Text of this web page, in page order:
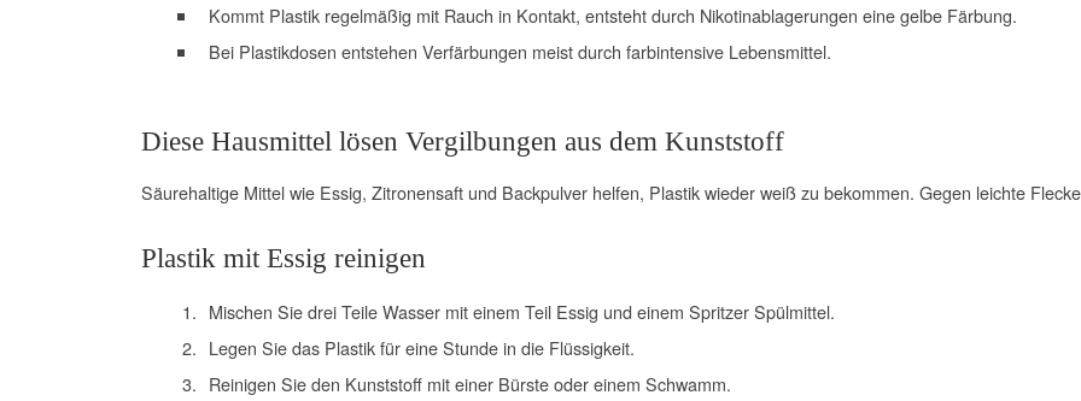
Kommt Plastik regelmäßig mit Rauch in Kontakt, entsteht durch Nikotinablagerungen eine gelbe Färbung.
Bei Plastikdosen entstehen Verfärbungen meist durch farbintensive Lebensmittel.
Diese Hausmittel lösen Vergilbungen aus dem Kunststoff
Säurehaltige Mittel wie Essig, Zitronensaft und Backpulver helfen, Plastik wieder weiß zu bekommen. Gegen leichte
Plastik mit Essig reinigen
Mischen Sie drei Teile Wasser mit einem Teil Essig und einem Spritzer Spülmittel.
Legen Sie das Plastik für eine Stunde in die Flüssigkeit.
Reinigen Sie den Kunststoff mit einer Bürste oder einem Schwamm.